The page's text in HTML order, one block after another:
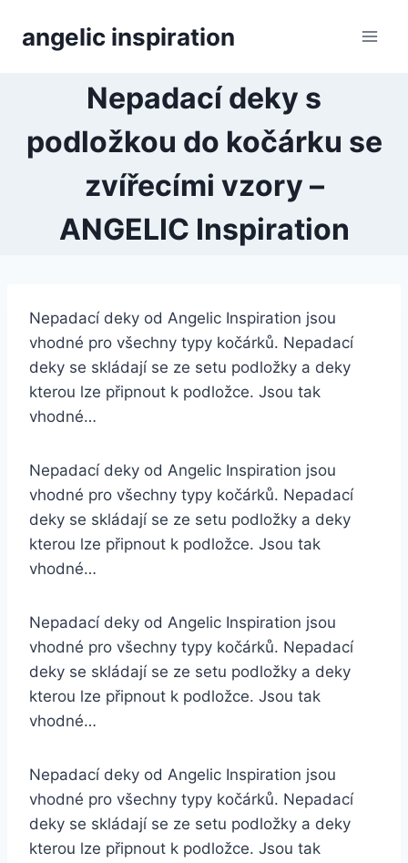
angelic inspiration
Nepadací deky s
podložkou do kočárku se
zvířecími vzory –
ANGELIC Inspiration
Nepadací deky od Angelic Inspiration jsou
vhodné pro všechny typy kočárků. Nepadací
deky se skládají se ze setu podložky a deky
kterou lze připnout k podložce. Jsou tak
vhodné…
Nepadací deky od Angelic Inspiration jsou
vhodné pro všechny typy kočárků. Nepadací
deky se skládají se ze setu podložky a deky
kterou lze připnout k podložce. Jsou tak
vhodné…
Nepadací deky od Angelic Inspiration jsou
vhodné pro všechny typy kočárků. Nepadací
deky se skládají se ze setu podložky a deky
kterou lze připnout k podložce. Jsou tak
vhodné…
Nepadací deky od Angelic Inspiration jsou
vhodné pro všechny typy kočárků. Nepadací
deky se skládají se ze setu podložky a deky
kterou lze připnout k podložce. Jsou tak